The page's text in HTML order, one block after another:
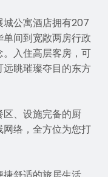
公寓酒店拥有207
间到宽敞两房行政
入住高层客房，可
眺璀璨夺目的东方
、设施完备的厨
络，全方位为您打